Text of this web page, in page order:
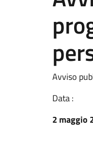
Avviso
Data :
2 maggio